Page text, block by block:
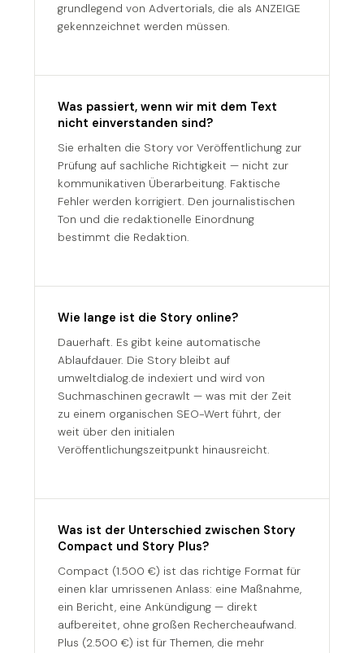
grundlegend von Advertorials, die als ANZEIGE
gekennzeichnet werden müssen.
Was passiert, wenn wir mit dem Text
nicht einverstanden sind?
Sie erhalten die Story vor Veröffentlichung zur
Prüfung auf sachliche Richtigkeit — nicht zur
kommunikativen Überarbeitung. Faktische
Fehler werden korrigiert. Den journalistischen
Ton und die redaktionelle Einordnung
bestimmt die Redaktion.
Wie lange ist die Story online?
Dauerhaft. Es gibt keine automatische
Ablaufdauer. Die Story bleibt auf
umweltdialog.de indexiert und wird von
Suchmaschinen gecrawlt — was mit der Zeit
zu einem organischen SEO-Wert führt, der
weit über den initialen
Veröffentlichungszeitpunkt hinausreicht.
Was ist der Unterschied zwischen Story
Compact und Story Plus?
Compact (1.500 €) ist das richtige Format für
einen klar umrissenen Anlass: eine Maßnahme,
ein Bericht, eine Ankündigung — direkt
aufbereitet, ohne großen Rechercheaufwand.
Plus (2.500 €) ist für Themen, die mehr